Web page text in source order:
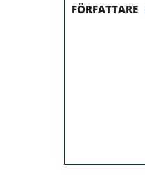
FÖRFATTARE